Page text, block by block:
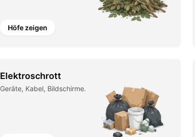
Höfe zeigen
Elektroschrott
Geräte, Kabel, Bildschirme.